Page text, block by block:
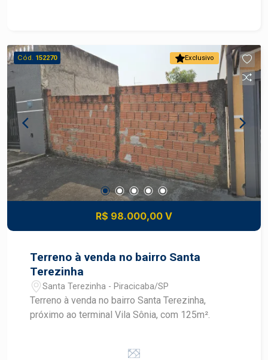
Exclusivo
Cód. 152270
R$ 98.000,00 V
Terreno à venda no bairro Santa
Terezinha
Santa Terezinha - Piracicaba/SP
Terreno à venda no bairro Santa Terezinha,
próximo ao terminal Vila Sônia, com 125m².